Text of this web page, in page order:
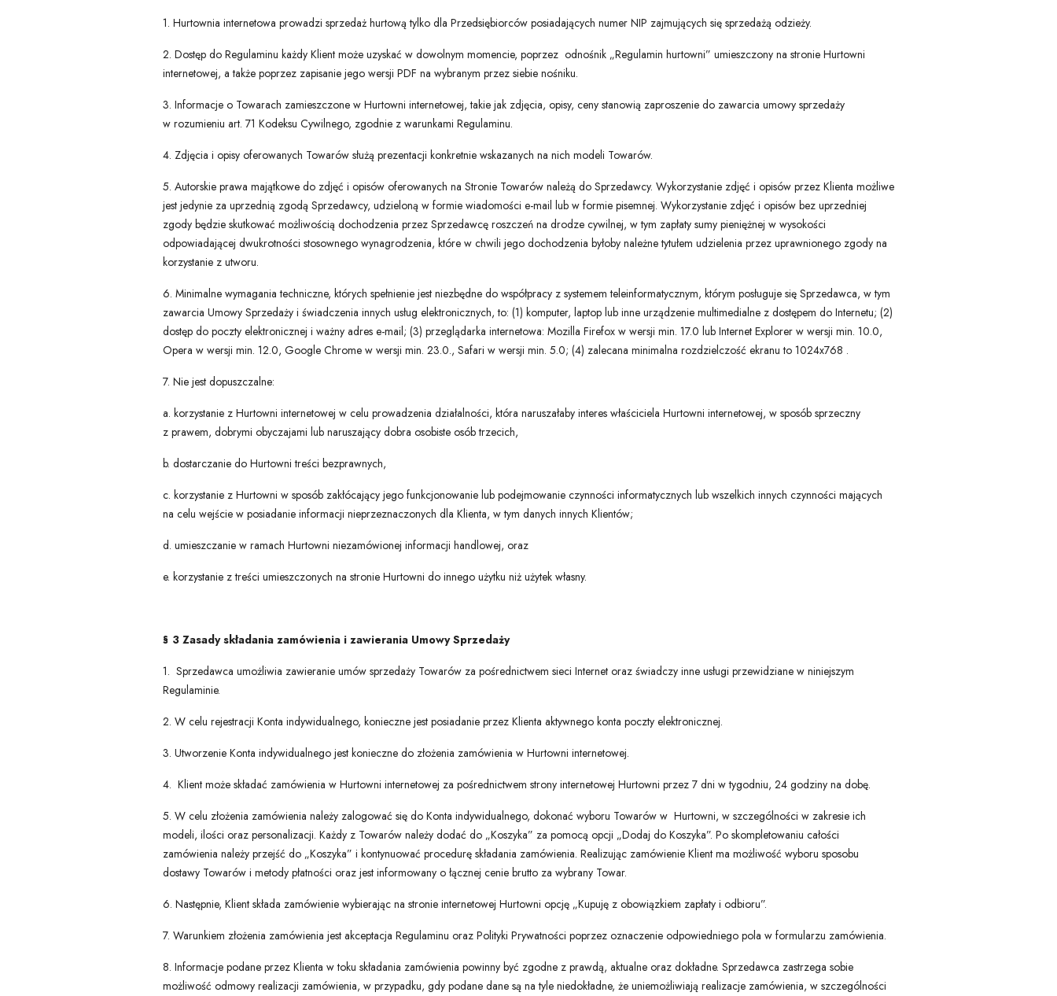
1. Hurtownia internetowa prowadzi sprzedaż hurtową tylko dla Przedsiębiorców posiadających numer NIP zajmujących się sprzedażą odzieży.
2. Dostęp do Regulaminu każdy Klient może uzyskać w dowolnym momencie, poprzez odnośnik „Regulamin hurtowni” umieszczony na stronie Hurtowni
internetowej, a także poprzez zapisanie jego wersji PDF na wybranym przez siebie nośniku.
3. Informacje o Towarach zamieszczone w Hurtowni internetowej, takie jak zdjęcia, opisy, ceny stanowią zaproszenie do zawarcia umowy sprzedaży
w rozumieniu art. 71 Kodeksu Cywilnego, zgodnie z warunkami Regulaminu.
4. Zdjęcia i opisy oferowanych Towarów służą prezentacji konkretnie wskazanych na nich modeli Towarów.
5. Autorskie prawa majątkowe do zdjęć i opisów oferowanych na Stronie Towarów należą do Sprzedawcy. Wykorzystanie zdjęć i opisów przez Klienta możliwe
jest jedynie za uprzednią zgodą Sprzedawcy, udzieloną w formie wiadomości e-mail lub w formie pisemnej. Wykorzystanie zdjęć i opisów bez uprzedniej
zgody będzie skutkować możliwością dochodzenia przez Sprzedawcę roszczeń na drodze cywilnej, w tym zapłaty sumy pieniężnej w wysokości
odpowiadającej dwukrotności stosownego wynagrodzenia, które w chwili jego dochodzenia byłoby należne tytułem udzielenia przez uprawnionego zgody na
korzystanie z utworu.
6. Minimalne wymagania techniczne, których spełnienie jest niezbędne do współpracy z systemem teleinformatycznym, którym posługuje się Sprzedawca, w tym
zawarcia Umowy Sprzedaży i świadczenia innych usług elektronicznych, to: (1) komputer, laptop lub inne urządzenie multimedialne z dostępem do Internetu; (2)
dostęp do poczty elektronicznej i ważny adres e-mail; (3) przeglądarka internetowa: Mozilla Firefox w wersji min. 17.0 lub Internet Explorer w wersji min. 10.0,
Opera w wersji min. 12.0, Google Chrome w wersji min. 23.0., Safari w wersji min. 5.0; (4) zalecana minimalna rozdzielczość ekranu to 1024x768 .
7. Nie jest dopuszczalne:
a. korzystanie z Hurtowni internetowej w celu prowadzenia działalności, która naruszałaby interes właściciela Hurtowni internetowej, w sposób sprzeczny
z prawem, dobrymi obyczajami lub naruszający dobra osobiste osób trzecich,
b. dostarczanie do Hurtowni treści bezprawnych,
c. korzystanie z Hurtowni w sposób zakłócający jego funkcjonowanie lub podejmowanie czynności informatycznych lub wszelkich innych czynności mających
na celu wejście w posiadanie informacji nieprzeznaczonych dla Klienta, w tym danych innych Klientów;
d. umieszczanie w ramach Hurtowni niezamówionej informacji handlowej, oraz
e. korzystanie z treści umieszczonych na stronie Hurtowni do innego użytku niż użytek własny.
§ 3 Zasady składania zamówienia i zawierania Umowy Sprzedaży
1. Sprzedawca umożliwia zawieranie umów sprzedaży Towarów za pośrednictwem sieci Internet oraz świadczy inne usługi przewidziane w niniejszym
Regulaminie.
2. W celu rejestracji Konta indywidualnego, konieczne jest posiadanie przez Klienta aktywnego konta poczty elektronicznej.
3. Utworzenie Konta indywidualnego jest konieczne do złożenia zamówienia w Hurtowni internetowej.
4. Klient może składać zamówienia w Hurtowni internetowej za pośrednictwem strony internetowej Hurtowni przez 7 dni w tygodniu, 24 godziny na dobę.
5. W celu złożenia zamówienia należy zalogować się do Konta indywidualnego, dokonać wyboru Towarów w Hurtowni, w szczególności w zakresie ich
modeli, ilości oraz personalizacji. Każdy z Towarów należy dodać do „Koszyka” za pomocą opcji „Dodaj do Koszyka”. Po skompletowaniu całości
zamówienia należy przejść do „Koszyka” i kontynuować procedurę składania zamówienia. Realizując zamówienie Klient ma możliwość wyboru sposobu
dostawy Towarów i metody płatności oraz jest informowany o łącznej cenie brutto za wybrany Towar.
6. Następnie, Klient składa zamówienie wybierając na stronie internetowej Hurtowni opcję „Kupuję z obowiązkiem zapłaty i odbioru”.
7. Warunkiem złożenia zamówienia jest akceptacja Regulaminu oraz Polityki Prywatności poprzez oznaczenie odpowiedniego pola w formularzu zamówienia.
8. Informacje podane przez Klienta w toku składania zamówienia powinny być zgodne z prawdą, aktualne oraz dokładne. Sprzedawca zastrzega sobie
możliwość odmowy realizacji zamówienia, w przypadku, gdy podane dane są na tyle niedokładne, że uniemożliwiają realizacje zamówienia, w szczególności